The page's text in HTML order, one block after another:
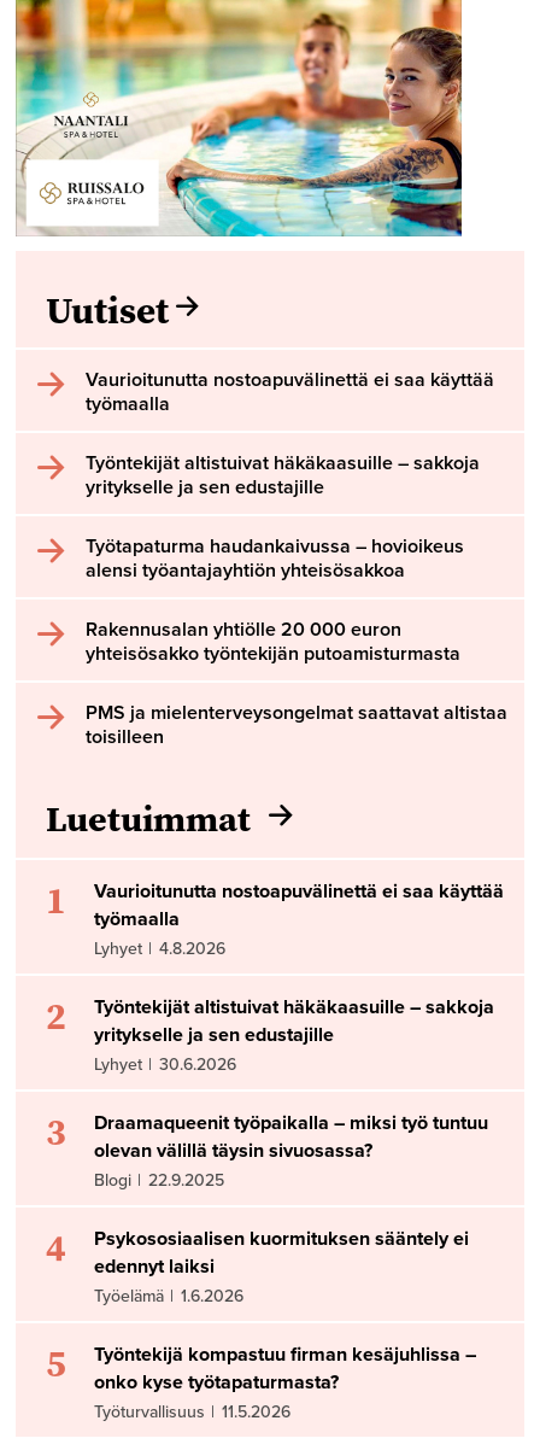
Uutiset
Vaurioitunutta nostoapuvälinettä ei saa käyttää
työmaalla
Työntekijät altistuivat häkäkaasuille – sakkoja
yritykselle ja sen edustajille
Työtapaturma haudankaivussa – hovioikeus
alensi työantajayhtiön yhteisösakkoa
Rakennusalan yhtiölle 20 000 euron
yhteisösakko työntekijän putoamisturmasta
PMS ja mielenterveysongelmat saattavat altistaa
toisilleen
Luetuimmat
1
Vaurioitunutta nostoapuvälinettä ei saa käyttää
työmaalla
Lyhyet | 4.8.2026
2
Työntekijät altistuivat häkäkaasuille – sakkoja
yritykselle ja sen edustajille
Lyhyet | 30.6.2026
3
Draamaqueenit työpaikalla – miksi työ tuntuu
olevan välillä täysin sivuosassa?
Blogi | 22.9.2025
4
Psykososiaalisen kuormituksen sääntely ei
edennyt laiksi
Työelämä | 1.6.2026
5
Työntekijä kompastuu firman kesäjuhlissa –
onko kyse työtapaturmasta?
Työturvallisuus | 11.5.2026